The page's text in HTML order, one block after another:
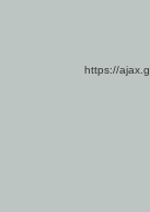
https://